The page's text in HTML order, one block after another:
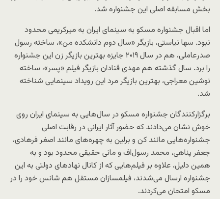
بخش مسابقه اصلی این جشنواره شد.
اما اقبال جشنواره مسکو به سینمای ایران به میرکریمی محدود
نبود. سها نیاستی، بازیگر «سال دوم دانشکده من»، ساخته رسول
صدرعاملی، هم در سال ۲۰۱۹ جایزه بهترین بازیگر زن این جشنواره
را برد. سال گذشته هم مهدی قنادان بازیگر فیلم «پسر»، ساخته
نوشین معراجی، بهترین بازیگر مرد این رویداد سینمایی شناخته
شد.
برگزارکنندگان جشنواره مسکو در سال‌هایی به سینمای ایران روی
خوش نشان می‌دادند که حضور آثار ایرانی در رقابت اصلی
جشنواره‌هایی مانند کن و برلین به چهره‌های مانند اصغر فرهادی،
جعفر پناهی، محمد رسول‌اف و مانی حقیقی محدود بود و به
همین دلیل، علاوه بر فیلم‌هایی که از کانال نهادهای دولتی به این
جشنواره ارسال می‌شدند، فیلمسازان مستقل هم شانس خود را در
مسکو امتحان می‌کردند.